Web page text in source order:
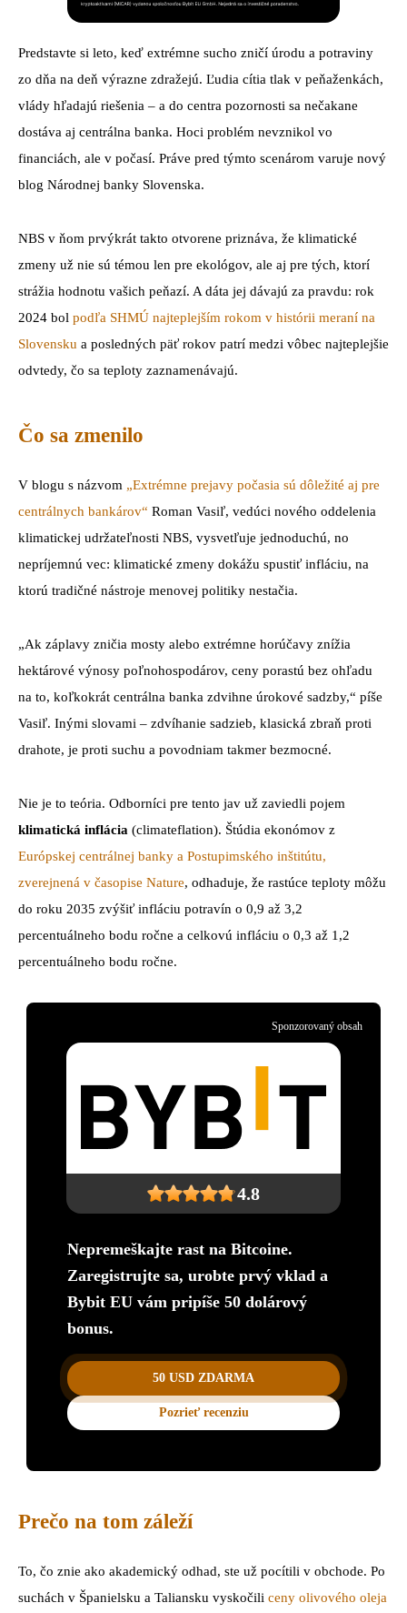
Predstavte si leto, keď extrémne sucho zničí úrodu a potraviny
zo dňa na deň výrazne zdražejú. Ľudia cítia tlak v peňaženkách,
vlády hľadajú riešenia – a do centra pozornosti sa nečakane
dostáva aj centrálna banka. Hoci problém nevznikol vo
financiách, ale v počasí. Práve pred týmto scenárom varuje nový
blog Národnej banky Slovenska.
NBS v ňom prvýkrát takto otvorene priznáva, že klimatické
zmeny už nie sú témou len pre ekológov, ale aj pre tých, ktorí
strážia hodnotu vašich peňazí. A dáta jej dávajú za pravdu: rok
2024 bol podľa SHMÚ najteplejším rokom v histórii meraní na
Slovensku a posledných päť rokov patrí medzi vôbec najteplejšie
odvtedy, čo sa teploty zaznamenávajú.
Čo sa zmenilo
V blogu s názvom „Extrémne prejavy počasia sú dôležité aj pre
centrálnych bankárov“ Roman Vasiľ, vedúci nového oddelenia
klimatickej udržateľnosti NBS, vysvetľuje jednoduchú, no
nepríjemnú vec: klimatické zmeny dokážu spustiť infláciu, na
ktorú tradičné nástroje menovej politiky nestačia.
„Ak záplavy zničia mosty alebo extrémne horúčavy znížia
hektárové výnosy poľnohospodárov, ceny porastú bez ohľadu
na to, koľkokrát centrálna banka zdvihne úrokové sadzby,“ píše
Vasiľ. Inými slovami – zdvíhanie sadzieb, klasická zbraň proti
drahote, je proti suchu a povodniam takmer bezmocné.
Nie je to teória. Odborníci pre tento jav už zaviedli pojem
klimatická inflácia (climateflation). Štúdia ekonómov z
Európskej centrálnej banky a Postupimského inštitútu,
zverejnená v časopise Nature, odhaduje, že rastúce teploty môžu
do roku 2035 zvýšiť infláciu potravín o 0,9 až 3,2
percentuálneho bodu ročne a celkovú infláciu o 0,3 až 1,2
percentuálneho bodu ročne.
4.8
Nepremeškajte rast na Bitcoine.
Zaregistrujte sa, urobte prvý vklad a
Bybit EU vám pripíše 50 dolárový
bonus.
50 USD ZDARMA
Pozrieť recenziu
Sponzorovaný obsah
Prečo na tom záleží
To, čo znie ako akademický odhad, ste už pocítili v obchode. Po
suchách v Španielsku a Taliansku vyskočili ceny olivového oleja